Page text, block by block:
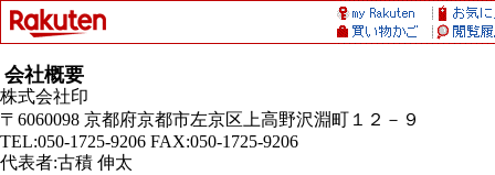
会社概要
株式会社印
〒6060098 京都府京都市左京区上高野沢淵町１２－９
TEL:050-1725-9206 FAX:050-1725-9206
代表者:古積 伸太